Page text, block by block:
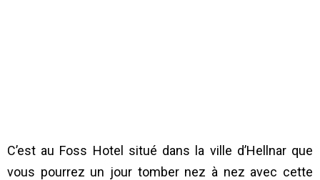
C’est au Foss Hotel situé dans la ville d’Hellnar que
vous pourrez un jour tomber nez à nez avec cette